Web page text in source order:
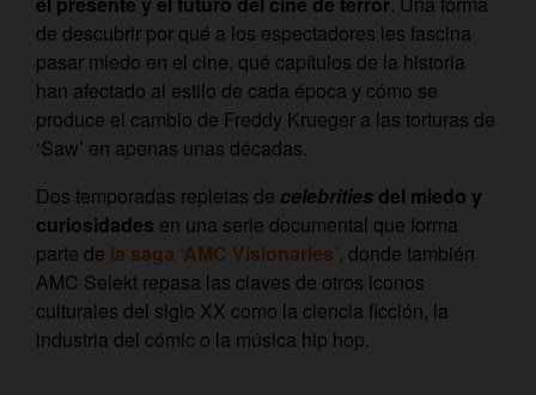
de descubrir por qué a los espectadores les fascina
pasar miedo en el cine, qué capítulos de la historia
han afectado al estilo de cada época y cómo se
produce el cambio de Freddy Krueger a las torturas de
‘Saw’ en apenas unas décadas.
Dos temporadas repletas de celebrities del miedo y
curiosidades en una serie documental que forma
parte de la saga ‘AMC Visionaries’, donde también
AMC Selekt repasa las claves de otros iconos
culturales del siglo XX como la ciencia ficción, la
industria del cómic o la música hip hop.